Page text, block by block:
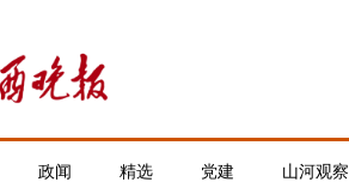
政闻 精选 党建 山河观察